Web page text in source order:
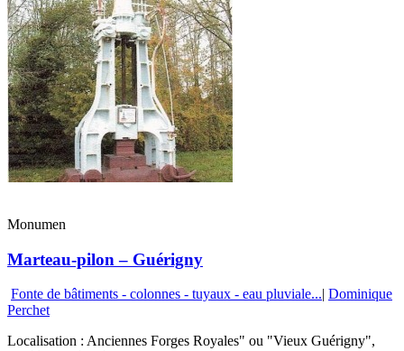
Monumen
Marteau-pilon – Guérigny
Fonte de bâtiments - colonnes - tuyaux - eau pluviale...| Dominique
Perchet
Localisation : Anciennes Forges Royales" ou "Vieux Guérigny",